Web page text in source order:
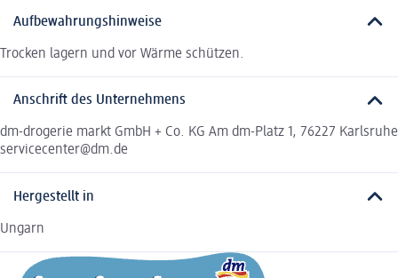
Aufbewahrungshinweise
Trocken lagern und vor Wärme schützen.
Anschrift des Unternehmens
dm-drogerie markt GmbH + Co. KG Am dm-Platz 1, 76227 Karlsruhe
servicecenter@dm.de
Hergestellt in
Ungarn